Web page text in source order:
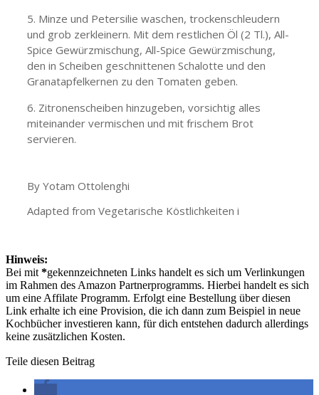
Minze und Petersilie waschen, trockenschleudern
und grob zerkleinern. Mit dem restlichen Öl (2 Tl.), All-
Spice Gewürzmischung, All-Spice Gewürzmischung,
den in Scheiben geschnittenen Schalotte und den
Granatapfelkernen zu den Tomaten geben.
Zitronenscheiben hinzugeben, vorsichtig alles
miteinander vermischen und mit frischem Brot
servieren.
By Yotam Ottolenghi
Adapted from Vegetarische Köstlichkeiten i
Hinweis:
Bei mit *gekennzeichneten Links handelt es sich um Verlinkungen
im Rahmen des Amazon Partnerprogramms. Hierbei handelt es sich
um eine Affilate Programm. Erfolgt eine Bestellung über diesen
Link erhalte ich eine Provision, die ich dann zum Beispiel in neue
Kochbücher investieren kann, für dich entstehen dadurch allerdings
keine zusätzlichen Kosten.
Teile diesen Beitrag